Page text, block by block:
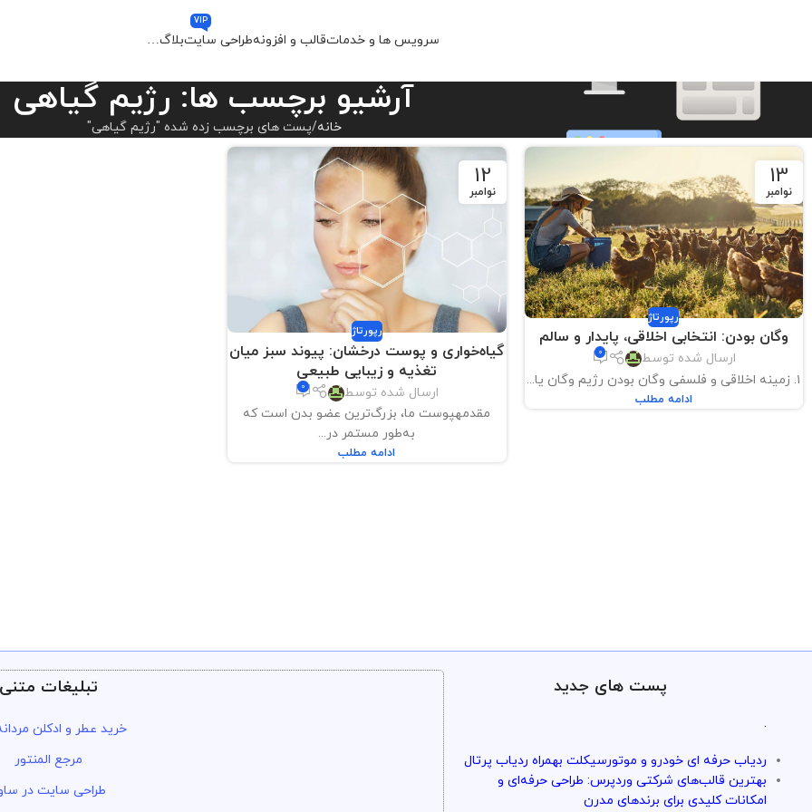
سرویس ها و خدماتقالب و افزونهطراحی سایت
VIP
بلاگ…
آرشیو برچسب ها: رژیم گیاهی
خانه پست های برچسب زده شده "رژیم گیاهی"
13
نوامبر
رپورتاژ
وگان بودن: انتخابی اخلاقی، پایدار و سالم
ارسال شده توسط 0
۱. زمینه اخلاقی و فلسفی وگان بودن رژیم وگان یا...
ادامه مطلب
12
نوامبر
رپورتاژ
گیاه‌خواری و پوست درخشان: پیوند سبز میان
تغذیه و زیبایی طبیعی
ارسال شده توسط 0
مقدمهپوست ما، بزرگ‌ترین عضو بدن است که
به‌طور مستمر در...
ادامه مطلب
پست های جدید
.
ردیاب حرفه ای خودرو و موتورسیکلت بهمراه ردیاب پرتال
بهترین قالب‌های شرکتی وردپرس: طراحی حرفه‌ای و
امکانات کلیدی برای برندهای مدرن
تبلیغات متنی
خرید عطر و ادکلن
مرجع المنتور
طراحی سایت در